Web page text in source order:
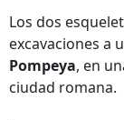
Los dos
excavaciones a
Pompeya, en
ciudad romana.